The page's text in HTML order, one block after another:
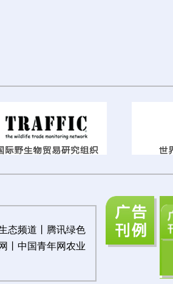
态频道
腾讯绿色
中国青年网农业